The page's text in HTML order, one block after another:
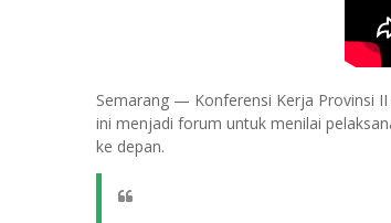
Semarang — Konferensi Kerja Provinsi
ini menjadi forum untuk menilai
ke depan.